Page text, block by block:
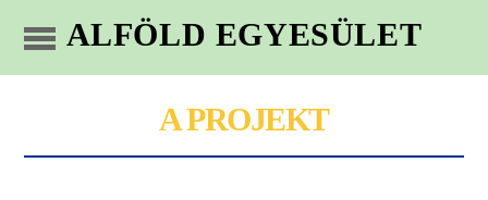
ALFÖLD EGYESÜLET
A PROJEKT